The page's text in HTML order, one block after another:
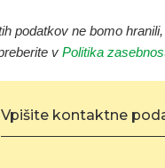
podatkov ne bomo
v Politika
Vpišite kontaktne